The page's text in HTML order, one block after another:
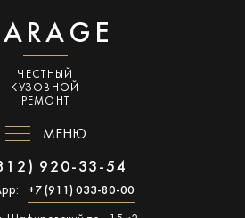
ЧЕСТНЫЙ
КУЗОВНОЙ
РЕМОНТ
МЕНЮ
920-33-54
+7 (911) 033-80-00